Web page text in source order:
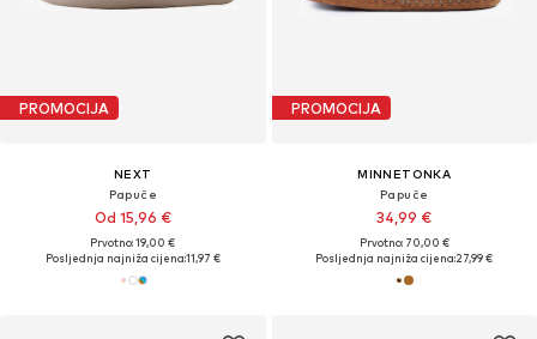
PROMOCIJA
NEXT
Papuče
Od 15,96 €
Prvotno: 19,00 €
Posljednja najniža cijena:11,97 €
PROMOCIJA
MINNETONKA
Papuče
34,99 €
Prvotno: 70,00 €
Posljednja najniža cijena:27,99 €